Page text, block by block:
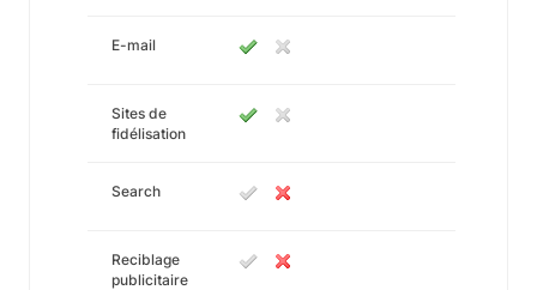
E-mail
Sites de
fidélisation
Search
Reciblage
publicitaire